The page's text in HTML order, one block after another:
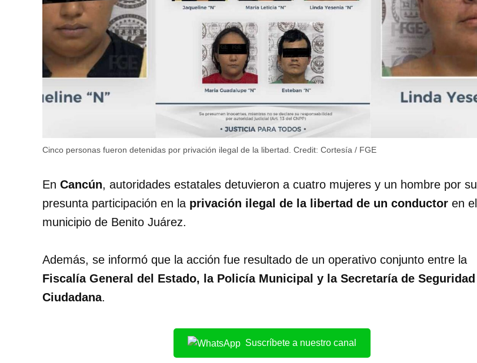
Cinco personas fueron detenidas por privación ilegal de la libertad. Credit: Cortesía / FGE
En Cancún, autoridades estatales detuvieron a cuatro mujeres y un hombre por su
presunta participación en la privación ilegal de la libertad de un conductor en el
municipio de Benito Juárez.
Además, se informó que la acción fue resultado de un operativo conjunto entre la
Fiscalía General del Estado, la Policía Municipal y la Secretaría de Seguridad
Ciudadana.
Suscríbete a nuestro canal